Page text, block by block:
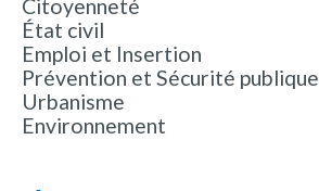
Citoyenneté
État civil
Emploi et Insertion
Prévention et Sécurité publique
Urbanisme
Environnement